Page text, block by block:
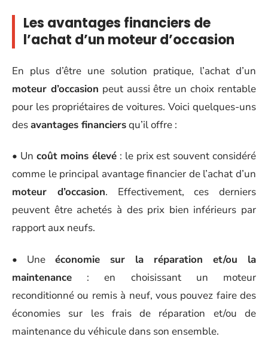
Les avantages financiers de
l’achat d’un moteur d’occasion
En plus d’être une solution pratique, l’achat d’un
moteur d’occasion peut aussi être un choix rentable
pour les propriétaires de voitures. Voici quelques-uns
desavantages financiersqu’il offre :
• Un coût moins élevé : le prix est souvent considéré
comme le principal avantage financier de l’achat d’un
moteur d’occasion. Effectivement, ces derniers
peuvent être achetés à des prix bien inférieurs par
rapport aux neufs.
• Une économie sur la réparation et/ou la
maintenance : en choisissant un moteur
reconditionné ou remis à neuf, vous pouvez faire des
économies sur les frais de réparation et/ou de
maintenance du véhicule dans son ensemble.